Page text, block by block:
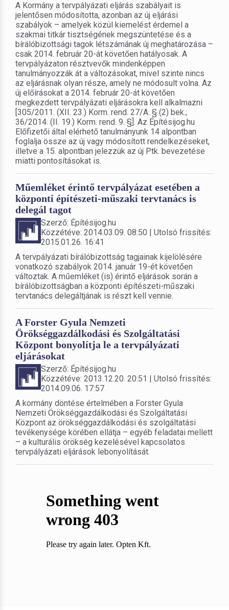
A Kormány a tervpályázati eljárás szabályait is
jelentősen módosította, azonban az új eljárási
szabályok – amelyek közül kiemelést érdemel a
szakmai titkár tisztségének megszüntetése és a
bírálóbizottsági tagok létszámának új meghatározása –
csak 2014. február 20-át követően hatályosak. A
tervpályázaton résztvevők mindenképpen
tanulmányozzák át a változásokat, mivel szinte nincs
az eljárásnak olyan része, amely ne módosult volna. Az
új előírásokat a 2014. február 20-át követően
megkezdett tervpályázati eljárásokra kell alkalmazni
[305/2011. (XII. 23.) Korm. rend. 27/A. § (2) bek.;
36/2014. (II. 19.) Korm. rend. 9. §]. Az Építésijog.hu
Előfizetői által elérhető tanulmányunk 14 alpontban
foglalja össze az új vagy módosított rendelkezéseket,
illetve a 15. alpontban jelezzük az új Ptk. bevezetése
miatti pontosításokat is.
Műemléket érintő tervpályázat esetében a
központi építészeti-műszaki tervtanács is
delegál tagot
Szerző: Építésijog.hu
Közzétéve: 2014.03.09. 08:50 | Utolsó frissítés:
2015.01.26. 16:41
A tervpályázati bírálóbizottság tagjainak kijelölésére
vonatkozó szabályok 2014. január 19-ét követően
változtak. A műemléket (is) érintő eljárások során a
bírálóbizottságban a központi építészeti-műszaki
tervtanács delegáltjának is részt kell vennie.
A Forster Gyula Nemzeti
Örökséggazdálkodási és Szolgáltatási
Központ bonyolítja le a tervpályázati
eljárásokat
Szerző: Építésijog.hu
Közzétéve: 2013.12.20. 20:51 | Utolsó frissítés:
2014.09.06. 17:57
A kormány döntése értelmében a Forster Gyula
Nemzeti Örökséggazdálkodási és Szolgáltatási
Központ az örökséggazdálkodási és szolgáltatási
tevékenysége körében ellátja – egyéb feladatai mellett
– a kulturális örökség kezelésével kapcsolatos
tervpályázati eljárások lebonyolítását.